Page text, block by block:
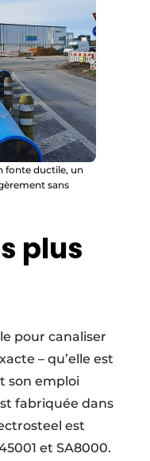
fonte ductile, un
sans
plus
pour canaliser
– qu’elle est
son emploi
fabriquée dans
est
et SA8000.